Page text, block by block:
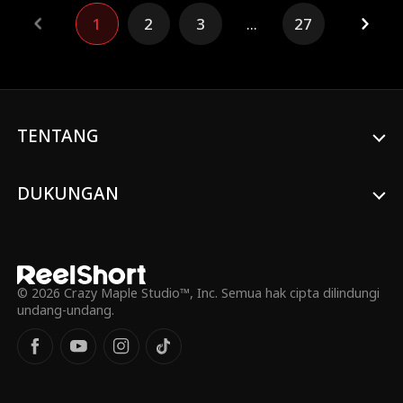
menyelamatkan Kekaisaran Daria.
sistem baru muncul: turunkan nilai
kejahatan mereka atau mati! Apalagi Jay di
Dunia Bawah sudah hampir mencapai titik
1 2 3 ... 27
TENTANG
DUKUNGAN
© 2026 Crazy Maple Studio™, Inc. Semua hak cipta dilindungi
undang-undang.